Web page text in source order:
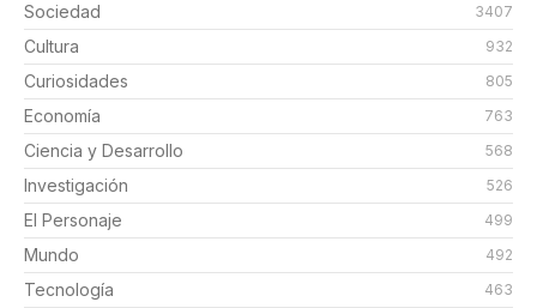
Sociedad 3407
Cultura 932
Curiosidades 805
Economía 763
Ciencia y Desarrollo 568
Investigación 526
El Personaje 499
Mundo 492
Tecnología 463